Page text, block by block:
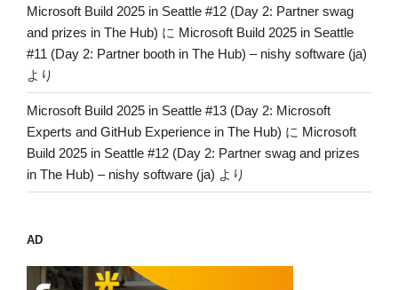
Microsoft Build 2025 in Seattle #12 (Day 2: Partner swag
and prizes in The Hub) に Microsoft Build 2025 in Seattle
#11 (Day 2: Partner booth in The Hub) – nishy software (ja)
より
Microsoft Build 2025 in Seattle #13 (Day 2: Microsoft
Experts and GitHub Experience in The Hub) に Microsoft
Build 2025 in Seattle #12 (Day 2: Partner swag and prizes
in The Hub) – nishy software (ja) より
AD